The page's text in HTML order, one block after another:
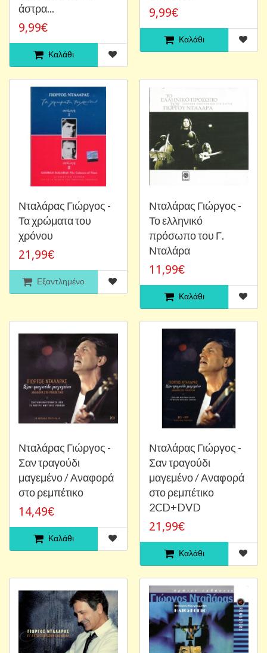
άστρα...
9,99€
Καλάθι
9,99€
Καλάθι
Νταλάρας Γιώργος -
Τα χρώματα του
χρόνου
21,99€
Εξαντλημένο
Νταλάρας Γιώργος -
Το ελληνικό
πρόσωπο του Γ.
Νταλάρα
11,99€
Καλάθι
Νταλάρας Γιώργος -
Σαν τραγούδι
μαγεμένο / Αναφορά
στο ρεμπέτικο
14,49€
Καλάθι
Νταλάρας Γιώργος -
Σαν τραγούδι
μαγεμένο / Αναφορά
στο ρεμπέτικο
2CD+DVD
21,99€
Καλάθι